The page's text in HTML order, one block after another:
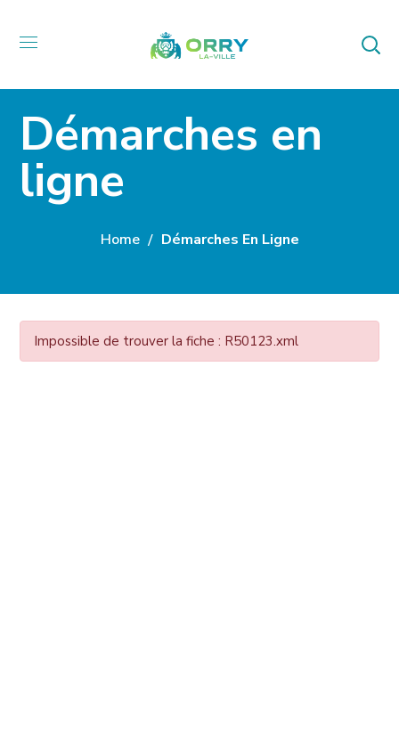
Démarches en
ligne
Home Démarches En Ligne
Impossible de trouver la fiche : R50123.xml